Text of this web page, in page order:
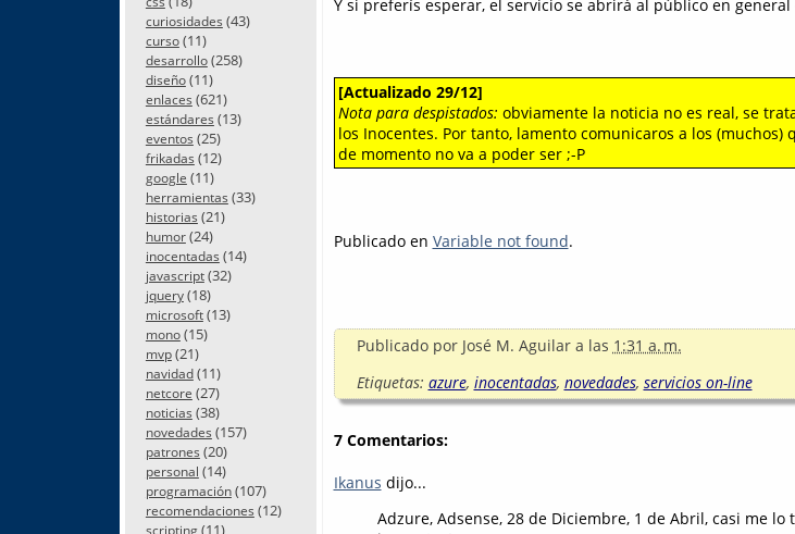
curiosidades (43)
curso(11)
desarrollo(258)
diseño(11)
enlaces (621)
estándares (13)
eventos (25)
frikadas (12)
google (11)
herramientas (33)
historias (21)
humor(24)
inocentadas (14)
javascript(32)
jquery(18)
microsoft(13)
mono(15)
mvp(21)
navidad(11)
netcore (27)
noticias (38)
novedades (157)
patrones (20)
personal (14)
programación(107)
recomendaciones (12)
scripting(11)
Y si preferís esperar, el servicio se abrirá al público en
[Actualizado 29/12]
Nota para despistados: obviamente la noticia no es real, se
los Inocentes. Por tanto, lamento comunicaros a los
de momento no va a poder ser ;-P
Publicado en Variable not found.
Publicado por José M. Aguilar a las 1:31 a. m.
Etiquetas: azure, inocentadas, novedades, servicios on-line
7 Comentarios:
Ikanus dijo...
Adzure, Adsense, 28 de Diciembre, 1 de Abril, casi me lo